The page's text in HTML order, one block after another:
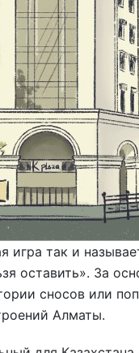
игра так и
оставить». За
сносов или
Алматы.